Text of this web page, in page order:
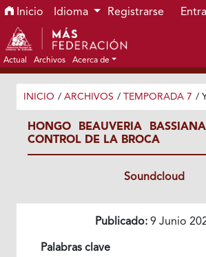
Ir al menú de navegación principal
Ir al contenido principal
Ir al pie de página del sitio
Inicio Idioma Registrarse
Actual Archivos Acerca de
INICIO / ARCHIVOS / TEMPORADA 7 /
HONGO BEAUVERIA
CONTROL DE LA BROCA
Soundcloud
Publicado:9 Junio
Palabras clave